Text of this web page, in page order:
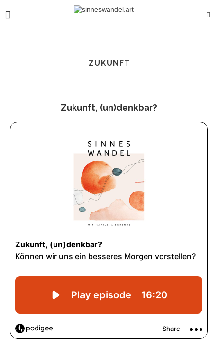
ZUKUNFT
Zukunft, (un)denkbar?